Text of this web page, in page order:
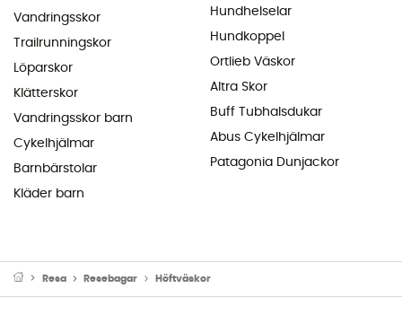
Vandringsskor
Trailrunningskor
Löparskor
Klätterskor
Vandringsskor barn
Cykelhjälmar
Barnbärstolar
Kläder barn
Hundhelselar
Hundkoppel
Ortlieb Väskor
Altra Skor
Buff Tubhalsdukar
Abus Cykelhjälmar
Patagonia Dunjackor
Resa Resebagar Höftväskor